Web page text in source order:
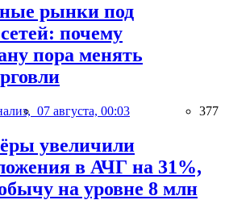
рынки под
почему
пора менять
07 августа, 00:03 377
увеличили
в АЧГ на 31%,
на уровне 8 млн